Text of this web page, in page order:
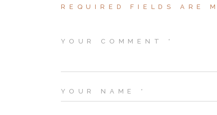
REQUIRED FIELDS ARE